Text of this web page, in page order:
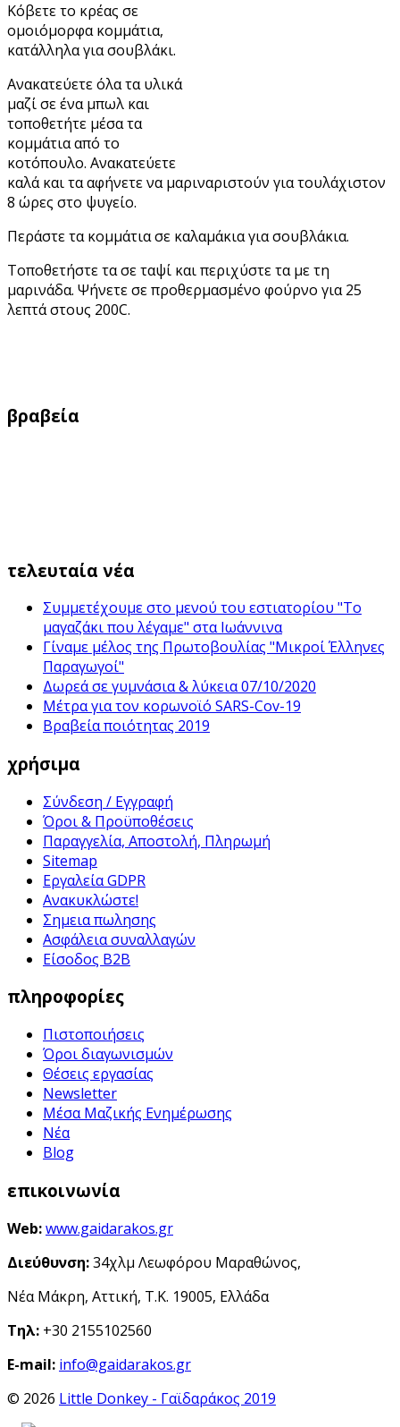
Κόβετε το κρέας σε
ομοιόμορφα κομμάτια,
κατάλληλα για σουβλάκι.
Ανακατεύετε όλα τα υλικά
μαζί σε ένα μπωλ και
τοποθετήτε μέσα τα
κομμάτια από το
κοτόπουλο. Ανακατεύετε
καλά και τα αφήνετε να μαριναριστούν για τουλάχιστον
8 ώρες στο ψυγείο.
Περάστε τα κομμάτια σε καλαμάκια για σουβλάκια.
Τοποθετήστε τα σε ταψί και περιχύστε τα με τη
μαρινάδα. Ψήνετε σε προθερμασμένο φούρνο για 25
λεπτά στους 200C.
βραβεία
τελευταία νέα
Συμμετέχουμε στο μενού του εστιατορίου "Το
μαγαζάκι που λέγαμε" στα Ιωάννινα
Γίναμε μέλος της Πρωτοβουλίας "Μικροί Έλληνες
Παραγωγοί"
Δωρεά σε γυμνάσια & λύκεια 07/10/2020
Μέτρα για τον κορωνοϊό SARS-Cov-19
Βραβεία ποιότητας 2019
χρήσιμα
Σύνδεση / Εγγραφή
Όροι & Προϋποθέσεις
Παραγγελία, Αποστολή, Πληρωμή
Sitemap
Εργαλεία GDPR
Ανακυκλώστε!
Σημεια πωλησης
Ασφάλεια συναλλαγών
Είσοδος B2B
πληροφορίες
Πιστοποιήσεις
Όροι διαγωνισμών
Θέσεις εργασίας
Newsletter
Μέσα Μαζικής Ενημέρωσης
Νέα
Blog
επικοινωνία
Web:www.gaidarakos.gr
Διεύθυνση:34χλμ Λεωφόρου Μαραθώνος,
Νέα Μάκρη, Αττική, Τ.Κ. 19005, Ελλάδα
Τηλ: +30 2155102560
E-mail: info@gaidarakos.gr
© 2026 Little Donkey - Γαϊδαράκος 2019